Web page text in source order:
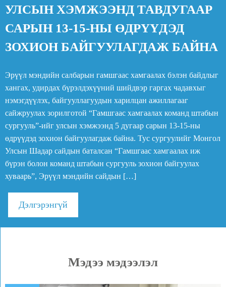
УЛСЫН ХЭМЖЭЭНД ТАВДУГААР
САРЫН 13-15-НЫ ӨДРҮҮДЭД
ЗОХИОН БАЙГУУЛАГДАЖ БАЙНА
Эрүүл мэндийн салбарын гамшгаас хамгаалах бэлэн байдлыг
хангах, удирдах бүрэлдэхүүний шийдвэр гаргах чадавхыг
нэмэгдүүлэх, байгууллагуудын харилцан ажиллагааг
сайжруулах зорилготой “Гамшгаас хамгаалах команд штабын
сургууль”-ийг улсын хэмжээнд 5 дугаар сарын 13-15-ны
өдрүүдэд зохион байгуулагдаж байна. Тус сургуулийг Монгол
Улсын Шадар сайдын баталсан “Гамшгаас хамгаалах иж
бүрэн болон команд штабын сургууль зохион байгуулах
хуваарь”, Эрүүл мэндийн сайдын […]
Дэлгэрэнгүй
Мэдээ мэдээлэл